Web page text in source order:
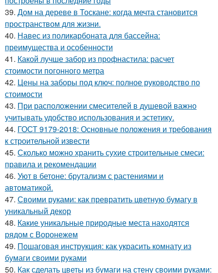
39. Дом на дереве в Тоскане: когда мечта становится
пространством для жизни.
40. Навес из поликарбоната для бассейна:
преимущества и особенности
41. Какой лучше забор из профнастила: расчет
стоимости погонного метра
42. Цены на заборы под ключ: полное руководство по
стоимости
43. При расположении смесителей в душевой важно
учитывать удобство использования и эстетику.
44. ГОСТ 9179-2018: Основные положения и требования
к строительной извести
45. Сколько можно хранить сухие строительные смеси:
правила и рекомендации
46. Уют в бетоне: брутализм с растениями и
автоматикой.
47. Своими руками: как превратить цветную бумагу в
уникальный декор
48. Какие уникальные природные места находятся
рядом с Воронежем
49. Пошаговая инструкция: как украсить комнату из
бумаги своими руками
50. Как сделать цветы из бумаги на стену своими руками: